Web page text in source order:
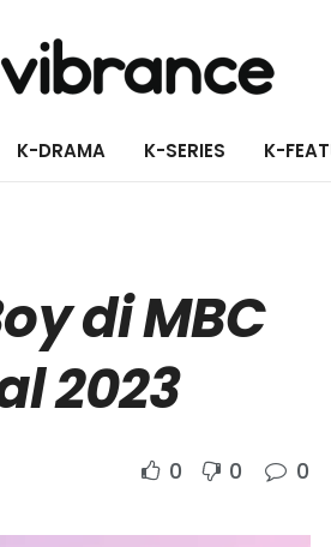
K-DRAMA K-SERIES K-
di MBC
2023
0 0 0